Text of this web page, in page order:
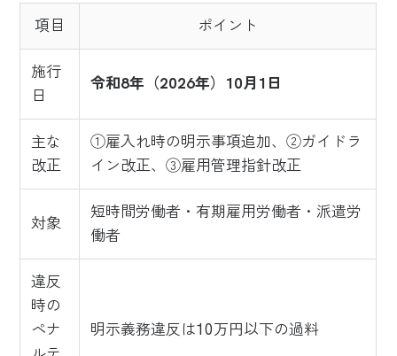
項目 ポイント
施行
日
令和8年（2026年）10月1日
主な
改正
①雇入れ時の明示事項追加、②ガイドラ
イン改正、③雇用管理指針改正
対象
短時間労働者・有期雇用労働者・派遣労
働者
違反
時の
ペナ
明示義務違反は10万円以下の過料